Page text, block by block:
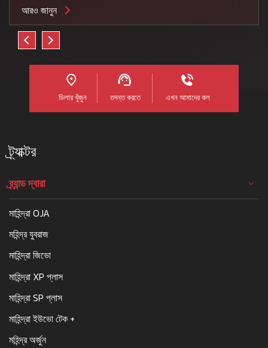
আরও জানুন
ডিলার খুঁজুন তদন্ত করতে এখন আমাদের কল
ট্র্যাক্টর
ব্র্যান্ড দ্বারা
মাহিন্দ্রা OJA
মহিন্দ্র যুবরাজ
মাহিন্দ্রা জিভো
মাহিন্দ্রা XP প্লাস
মাহিন্দ্রা SP প্লাস
মাহিন্দ্রা ইউভো টেক +
মহিন্দ্র অর্জুন